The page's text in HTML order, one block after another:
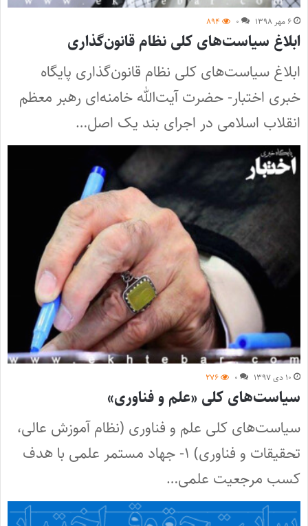
۶ مهر ۱۳۹۸ ۰ ۸۹۴
ابلاغ سیاست‌های کلی نظام قانون‌گذاری
ابلاغ سیاست‌های کلی نظام قانون‌گذاری پایگاه
خبری اختبار- حضرت آیت‌الله خامنه‌ای رهبر معظم
انقلاب اسلامی در اجرای بند یک اصل…
۱۰ دی ۱۳۹۷ ۰ ۲۷۶
سیاست‌های کلی «علم و فناوری»
سیاست‌های کلی علم و فناوری (نظام آموزش عالی،
تحقیقات و فناوری) ۱- جهاد مستمر علمی با هدف
کسب مرجعیت علمی…